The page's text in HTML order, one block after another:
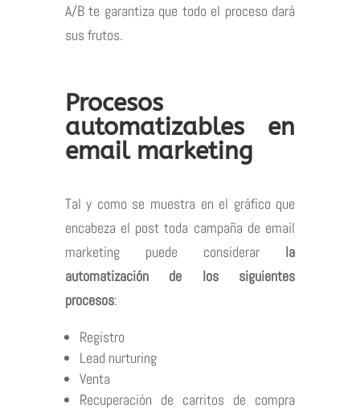
A/B te garantiza que todo el proceso dará
sus frutos.
Procesos
automatizables en
email marketing
Tal y como se muestra en el gráfico que
encabeza el post toda campaña de email
marketingpuede considerar la
automatización de los siguientes
procesos:
Registro
Lead nurturing
Venta
Recuperación de carritos de compra